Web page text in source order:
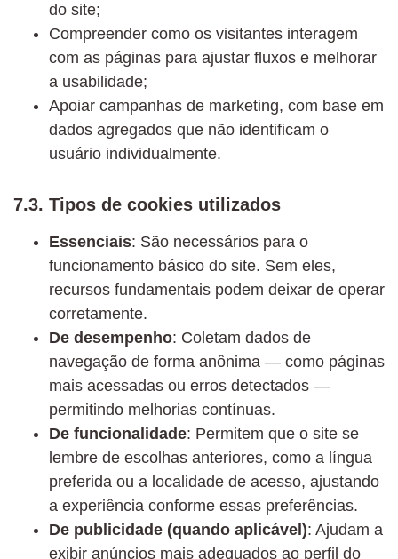
do site;
Compreender como os visitantes interagem
com as páginas para ajustar fluxos e melhorar
a usabilidade;
Apoiar campanhas de marketing, com base em
dados agregados que não identificam o
usuário individualmente.
7.3. Tipos de cookies utilizados
Essenciais: São necessários para o
funcionamento básico do site. Sem eles,
recursos fundamentais podem deixar de operar
corretamente.
De desempenho: Coletam dados de
navegação de forma anônima — como páginas
mais acessadas ou erros detectados —
permitindo melhorias contínuas.
De funcionalidade: Permitem que o site se
lembre de escolhas anteriores, como a língua
preferida ou a localidade de acesso, ajustando
a experiência conforme essas preferências.
De publicidade (quando aplicável): Ajudam a
exibir anúncios mais adequados ao perfil do